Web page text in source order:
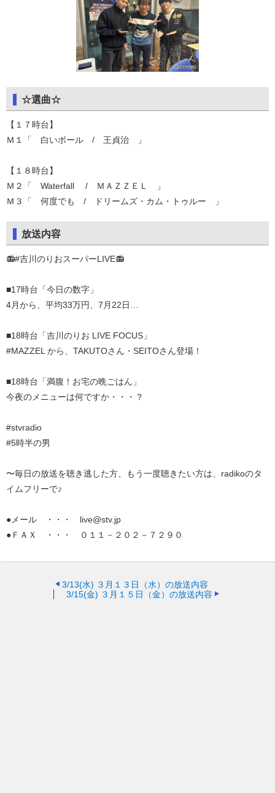
☆選曲☆
【１７時台】
Ｍ１「 白いボール / 王貞治 」
【１８時台】
Ｍ２「 Waterfall / ＭＡＺＺＥＬ 」
Ｍ３「 何度でも / ドリームズ・カム・トゥルー 」
放送内容
📻#吉川のりおスーパーLIVE📻
■17時台「今日の数字」
4月から、平均33万円、7月22日…
■18時台「吉川のりお LIVE FOCUS」
#MAZZEL から、TAKUTOさん・SEITOさん登場！
■18時台「満腹！お宅の晩ごはん」
今夜のメニューは何ですか・・・？
#stvradio
#5時半の男
〜毎日の放送を聴き逃した方、もう一度聴きたい方は、radikoのタ
イムフリーで♪
●メール ・・・ live@stv.jp
●ＦＡＸ ・・・ ０１１－２０２－７２９０
3/13(水) ３月１３日（水）の放送内容
3/15(金) ３月１５日（金）の放送内容